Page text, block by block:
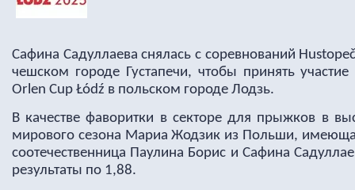
Сафина Садуллаева снялась с соревнований
чешском городе Густапечи, чтобы принять
Orlen Cup Łódź в польском городе Лодзь.
В качестве фаворитки в секторе для прыжков в
мирового сезона Мариа Жодзик из Польши,
соотечественница Паулина Борис и Сафина
результаты по 1,88.